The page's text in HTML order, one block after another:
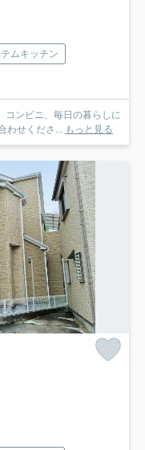
ムキッチン
コンビニ、毎日の暮らしに
わせくださ... もっと見る